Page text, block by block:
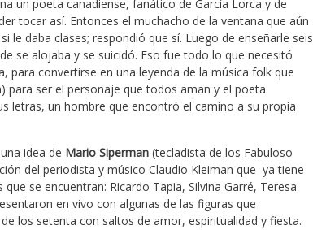
un poeta canadiense, fanático de García Lorca y de
tocar así. Entonces el muchacho de la ventana que aún
daba clases; respondió que sí. Luego de enseñarle seis
se alojaba y se suicidó. Eso fue todo lo que necesitó
para convertirse en una leyenda de la música folk que
para ser el personaje que todos aman y el poeta
letras, un hombre que encontró el camino a su propia
idea de Mario Siperman (tecladista de los Fabuloso
del periodista y músico Claudio Kleiman que ya tiene
se encuentran: Ricardo Tapia, Silvina Garré, Teresa
en vivo con algunas de las figuras que
los setenta con saltos de amor, espiritualidad y fiesta.